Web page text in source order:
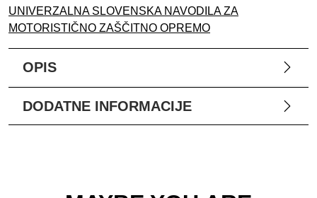
UNIVERZALNA SLOVENSKA NAVODILA ZA
MOTORISTIČNO ZAŠČITNO OPREMO
OPIS
DODATNE INFORMACIJE